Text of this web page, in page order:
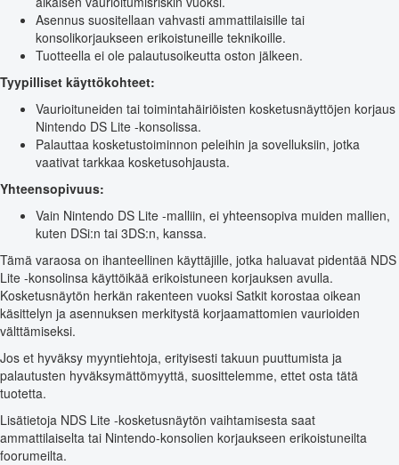
Asennus suositellaan vahvasti ammattilaisille tai
konsolikorjaukseen erikoistuneille teknikoille.
Tuotteella ei ole palautusoikeutta oston jälkeen.
Tyypilliset käyttökohteet:
Vaurioituneiden tai toimintahäiriöisten kosketusnäyttöjen korjaus
Nintendo DS Lite -konsolissa.
Palauttaa kosketustoiminnon peleihin ja sovelluksiin, jotka
vaativat tarkkaa kosketusohjausta.
Yhteensopivuus:
Vain Nintendo DS Lite -malliin, ei yhteensopiva muiden mallien,
kuten DSi:n tai 3DS:n, kanssa.
Tämä varaosa on ihanteellinen käyttäjille, jotka haluavat pidentää NDS
Lite -konsolinsa käyttöikää erikoistuneen korjauksen avulla.
Kosketusnäytön herkän rakenteen vuoksi Satkit korostaa oikean
käsittelyn ja asennuksen merkitystä korjaamattomien vaurioiden
välttämiseksi.
Jos et hyväksy myyntiehtoja, erityisesti takuun puuttumista ja
palautusten hyväksymättömyyttä, suosittelemme, ettet osta tätä
tuotetta.
Lisätietoja NDS Lite -kosketusnäytön vaihtamisesta saat
ammattilaiselta tai Nintendo-konsolien korjaukseen erikoistuneilta
foorumeilta.